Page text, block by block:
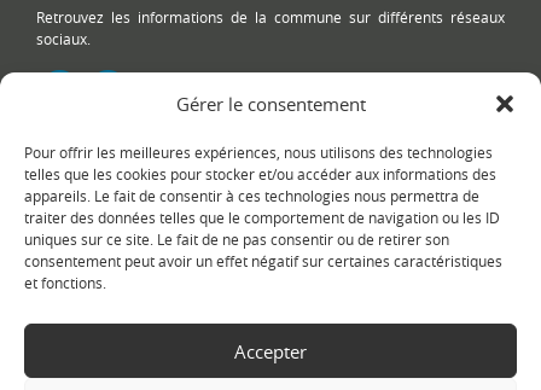
Gérer le consentement
Pour offrir les meilleures expériences, nous utilisons des technologies
telles que les cookies pour stocker et/ou accéder aux informations des
appareils. Le fait de consentir à ces technologies nous permettra de
traiter des données telles que le comportement de navigation ou les ID
uniques sur ce site. Le fait de ne pas consentir ou de retirer son
consentement peut avoir un effet négatif sur certaines caractéristiques
et fonctions.
Accepter
Retrouvez les informations de la commune sur différents réseaux
sociaux.
Le plan du site
Copyright ⒸLe Fontanil-Cornillon-Mentions légales-Politique de